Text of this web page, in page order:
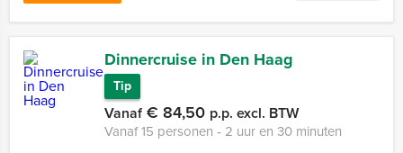
Dinnercruise in Den Haag
Tip
Vanaf€ 84,50 p.p. excl. BTW
Vanaf 15 personen ‐ 2 uur en 30 minuten